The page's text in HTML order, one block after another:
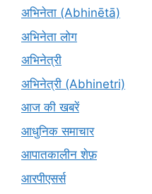
अभिनेता (Abhinētā)
अभिनेता लोग
अभिनेत्री
अभिनेत्री (Abhinetri)
आज की खबरें
आधुनिक समाचार
आपातकालीन शेफ़
आरपीएसर्स